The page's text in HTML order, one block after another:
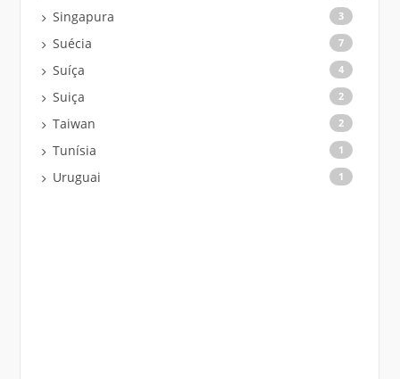
Singapura 3
Suécia 7
Suíça 4
Suiça 2
Taiwan 2
Tunísia 1
Uruguai 1